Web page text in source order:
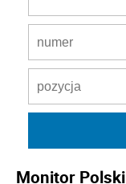
Monitor Polski